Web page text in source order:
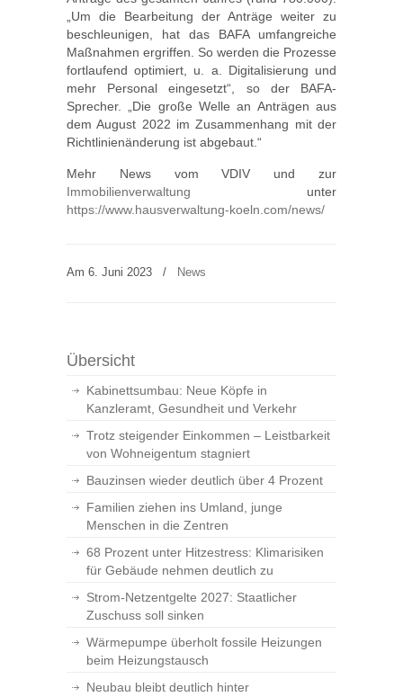
„Um die Bearbeitung der Anträge weiter zu
beschleunigen, hat das BAFA umfangreiche
Maßnahmen ergriffen. So werden die Prozesse
fortlaufend optimiert, u. a. Digitalisierung und
mehr Personal eingesetzt“, so der BAFA-
Sprecher. „Die große Welle an Anträgen aus
dem August 2022 im Zusammenhang mit der
Richtlinienänderung ist abgebaut.“
Mehr News vom VDIV und zur
Immobilienverwaltung unter
https://www.hausverwaltung-koeln.com/news/
Am 6. Juni 2023 / News
Übersicht
Kabinettsumbau: Neue Köpfe in
Kanzleramt, Gesundheit und Verkehr
Trotz steigender Einkommen – Leistbarkeit
von Wohneigentum stagniert
Bauzinsen wieder deutlich über 4 Prozent
Familien ziehen ins Umland, junge
Menschen in die Zentren
68 Prozent unter Hitzestress: Klimarisiken
für Gebäude nehmen deutlich zu
Strom-Netzentgelte 2027: Staatlicher
Zuschuss soll sinken
Wärmepumpe überholt fossile Heizungen
beim Heizungstausch
Neubau bleibt deutlich hinter